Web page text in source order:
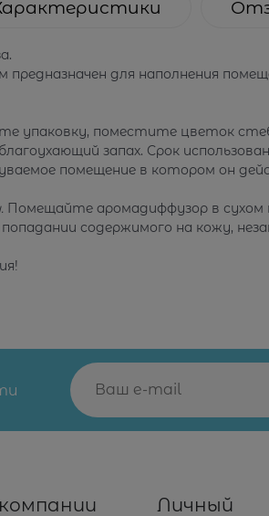
для наполнения
упаковку, поместите цветок
запах. Срок
помещение в котором он
Помещайте аромадиффузор в сухом
содержимого на кожу,
Личный